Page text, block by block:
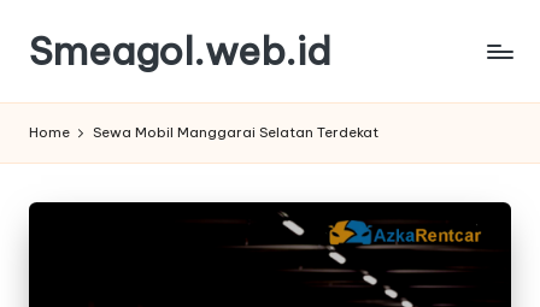
Skip
content
Smeagol.web.id
Informasi
dan
Home Sewa Mobil Manggarai Selatan Terdekat